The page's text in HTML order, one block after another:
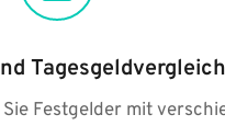
Tagesgeldvergleich
Festgelder mit